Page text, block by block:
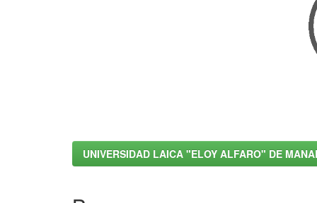
UNIVERSIDAD LAICA "ELOY ALFARO" DE